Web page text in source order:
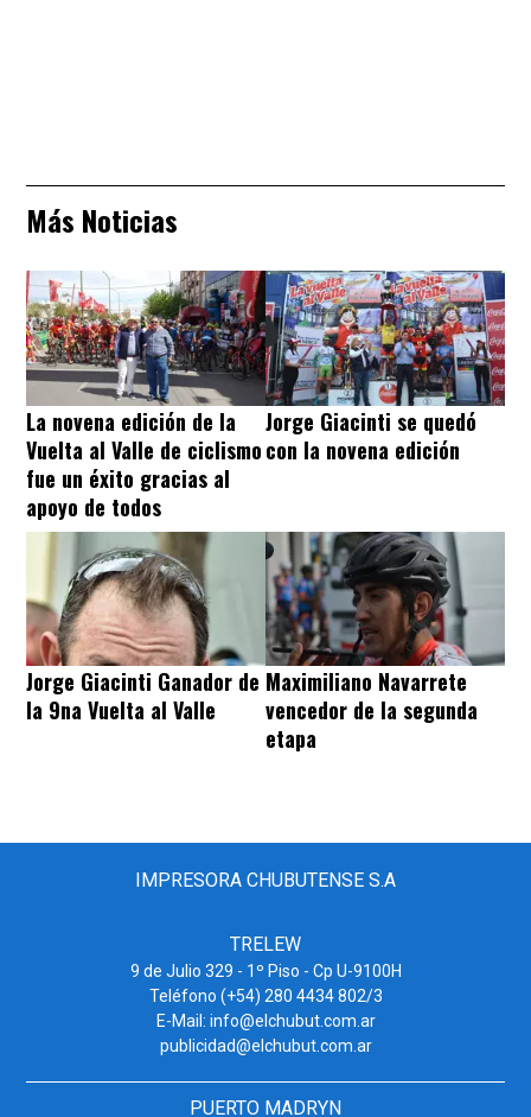
Más Noticias
La novena edición de la
Vuelta al Valle de ciclismo
fue un éxito gracias al
apoyo de todos
Jorge Giacinti se quedó
con la novena edición
Jorge Giacinti Ganador de
la 9na Vuelta al Valle
Maximiliano Navarrete
vencedor de la segunda
etapa
IMPRESORA CHUBUTENSE S.A
TRELEW
9 de Julio 329 - 1º Piso - Cp U-9100H
Teléfono (+54) 280 4434 802/3
E-Mail: info@elchubut.com.ar
publicidad@elchubut.com.ar
PUERTO MADRYN